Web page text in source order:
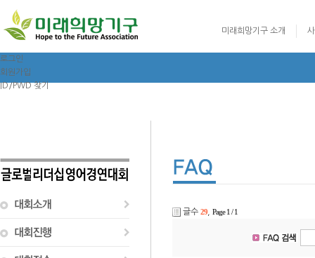
미래희망기구 소개
로그인
회원가입
ID/PWD 찾기
글수 29 Page 1 / 1